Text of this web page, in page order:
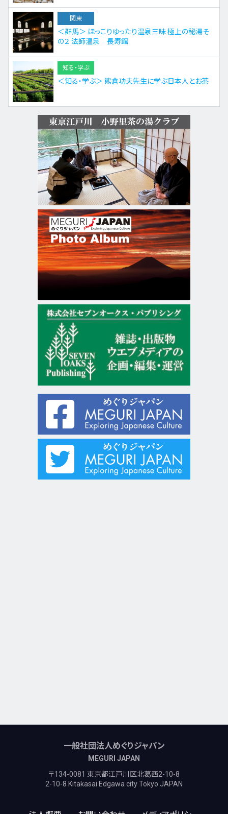
関東
＜群馬＞ ほっこりゆったり温泉三昧 極上の秘湯そ
の２ 法師温泉 長寿館
知る・学ぶ
＜知る・学ぶ＞ 熊倉功夫先生に学ぶ日本人とお茶
一般社団法人めぐりジャパン
MEGURI JAPAN
〒134-0081 東京都江戸川区北葛西2-10-8
2-10-8 Kitakasai Edgawa city Tokyo JAPAN